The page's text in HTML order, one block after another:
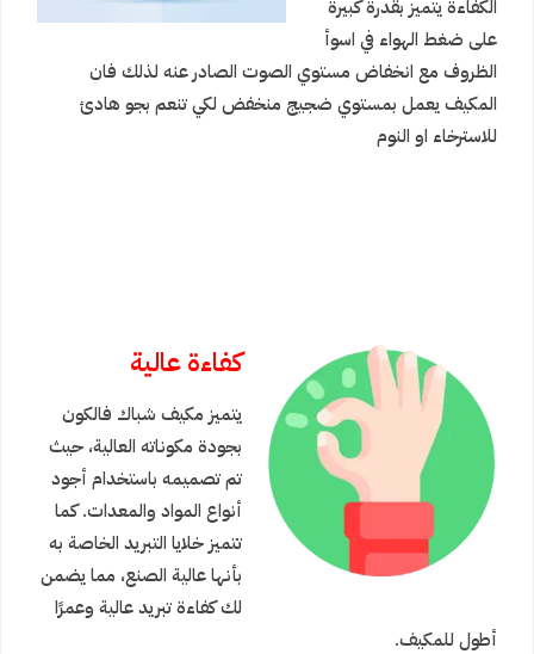
الكفاءة يتميز بقدرة كبيرة
على ضغط الهواء في اسوأ
الظروف مع انخفاض مستوي الصوت الصادر عنه لذلك فان
المكيف يعمل بمستوي ضجيج منخفض لكي تنعم بجو هادئ
للاسترخاء او النوم
كفاءة عالية
يتميز مكيف شباك فالكون
بجودة مكوناته العالية، حيث
تم تصميمه باستخدام أجود
أنواع المواد والمعدات. كما
تتميز خلايا التبريد الخاصة به
بأنها عالية الصنع، مما يضمن
لك كفاءة تبريد عالية وعمرًا
أطول للمكيف.